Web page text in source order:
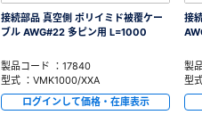
接続部品 真空側 ポリイミド被覆ケー
ブル AWG#22 多ピン用 L=1000
製品コード ：17840
型式 ：VMK1000/XXA
ログインして価格・在庫表示
接
製
型